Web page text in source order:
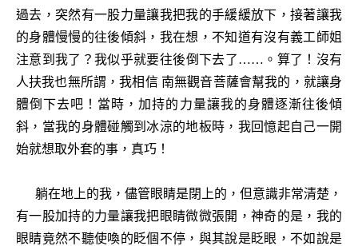
過去，突然有一股力量讓我把我的手緩緩放下，接著讓我
的身體慢慢的往後傾斜，我在想，不知道有沒有義工師姐
注意到我了？我似乎就要往後倒下去了……。算了！沒有
人扶我也無所謂，我相信 南無觀音菩薩會幫我的，就讓身
體倒下去吧！當時，加持的力量讓我的身體逐漸往後傾
斜，當我的身體碰觸到冰涼的地板時，我回憶起自己一開
始就想取外套的事，真巧！
躺在地上的我，儘管眼睛是閉上的，但意識非常清楚，
有一股加持的力量讓我把眼睛微微張開，神奇的是，我的
眼睛竟然不聽使喚的眨個不停，與其說是眨眼，不如說是